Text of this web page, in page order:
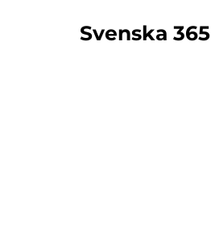
Svenska 365